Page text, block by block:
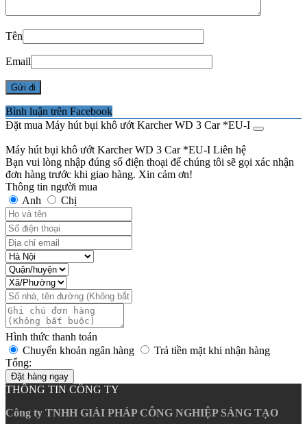
Tên
Email
Bình luận trên Facebook
Đặt mua Máy hút bụi khô ướt Karcher WD 3 Car *EU-I
Máy hút bụi khô ướt Karcher WD 3 Car *EU-I Liên hệ
Bạn vui lòng nhập đúng số điện thoại để chúng tôi sẽ gọi xác nhận
đơn hàng trước khi giao hàng. Xin cảm ơn!
Thông tin người mua
Anh
Chị
Hình thức thanh toán
Chuyển khoản ngân hàng
Trả tiền mặt khi nhận hàng
Tổng:
Đặt hàng ngay
THÔNG TIN CÔNG TY
Công ty TNHH GIẢI PHÁP CÔNG NGHIỆP SÁNG TẠO